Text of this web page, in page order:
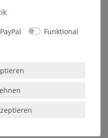
Dies garantiert
in Form einer Paste.
angepasst sein.
PayPal Funktional